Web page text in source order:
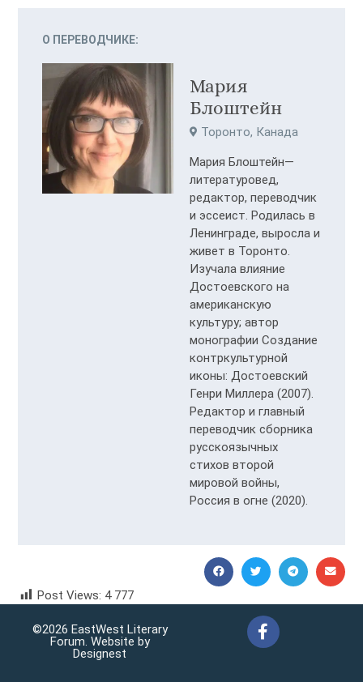
О ПЕРЕВОДЧИКЕ:
Мария
Блоштейн
Торонто, Канада
Мария Блоштейн—
литературовед,
редактор, переводчик
и эссеист. Родилась в
Ленинграде, выросла и
живет в Торонто.
Изучала влияние
Достоевского на
американскую
культуру; автор
монографии Создание
контркультурной
иконы: Достоевский
Генри Миллера (2007).
Редактор и главный
переводчик сборника
русскоязычных
стихов второй
мировой войны,
Россия в огне (2020).
Post Views: 4 777
©2026 EastWest Literary
Forum. Website by
Designest